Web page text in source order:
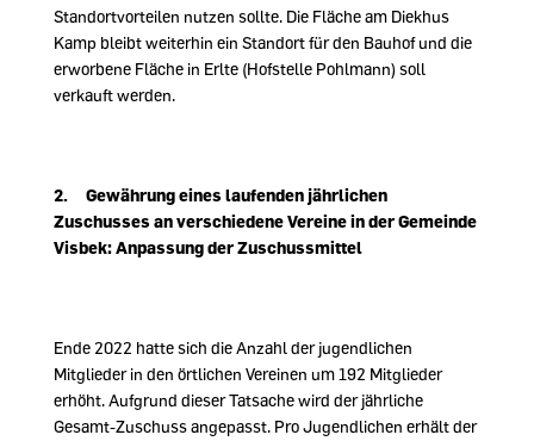
Standortvorteilen nutzen sollte. Die Fläche am Diekhus
Kamp bleibt weiterhin ein Standort für den Bauhof und die
erworbene Fläche in Erlte (Hofstelle Pohlmann) soll
verkauft werden.
2. Gewährung eines laufenden jährlichen
Zuschusses an verschiedene Vereine in der Gemeinde
Visbek: Anpassung der Zuschussmittel
Ende 2022 hatte sich die Anzahl der jugendlichen
Mitglieder in den örtlichen Vereinen um 192 Mitglieder
erhöht. Aufgrund dieser Tatsache wird der jährliche
Gesamt-Zuschuss angepasst. Pro Jugendlichen erhält der